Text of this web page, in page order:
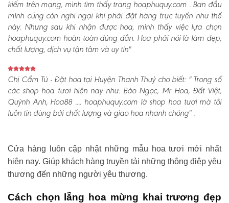
kiếm trên mạng, mình tìm thấy trang hoaphuquy.com . Ban đầu
mình cũng còn nghi ngại khi phải đặt hàng trực tuyến như thế
này. Nhưng sau khi nhận được hoa, mình thấy việc lựa chọn
hoaphuquy.com hoàn toàn đúng đắn. Hoa phải nói là làm đẹp,
chất lượng, dịch vụ tận tâm và uy tín"
Chị Cẩm Tú - Đặt hoa tại Huyện Thanh Thuỷ cho biết:“ Trong số
các shop hoa tươi hiện nay như: Bảo Ngọc, Mr Hoa, Đất Việt,
Quỳnh Anh, Hoa88 .... hoaphuquy.com là shop hoa tươi mà tôi
luôn tin dùng bởi chất lượng và giao hoa nhanh chóng" .
Cửa hàng luôn cập nhật những mẫu hoa tươi mới nhất
hiện nay. Giúp khách hàng truyền tải những thông điệp yêu
thương đến những người yêu thương.
Cách chọn lẵng hoa mừng khai trương đẹp